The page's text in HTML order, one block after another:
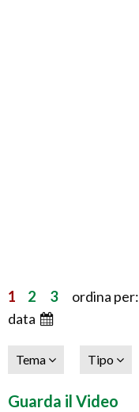
1 2 3ordina per:
data
Tema Tipo
Guarda il Video